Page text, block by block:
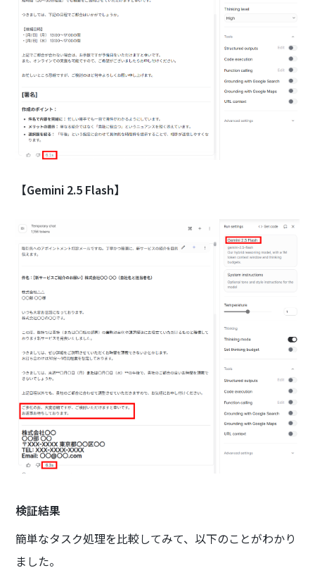
【Gemini 2.5 Flash】
検証結果
簡単なタスク処理を比較してみて、以下のことがわかり
ました。